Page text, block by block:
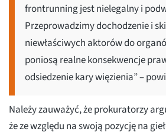
frontrunning jest nielegalny i
Przeprowadzimy dochodzenie i
niewłaściwych aktorów do
poniosą realne konsekwencje
odsiedzenie kary więzienia” –
Należy zauważyć, że prokuratorzy
że ze względu na swoją pozycję na